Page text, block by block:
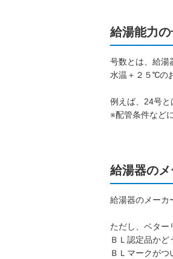
給湯能力
号数とは、給湯
水温＋２５℃の
例えば、24号
※配管条件など
給湯器の
給湯器のメーカ
ただし、ベター
ＢＬ認定品かど
ＢＬマークがつ